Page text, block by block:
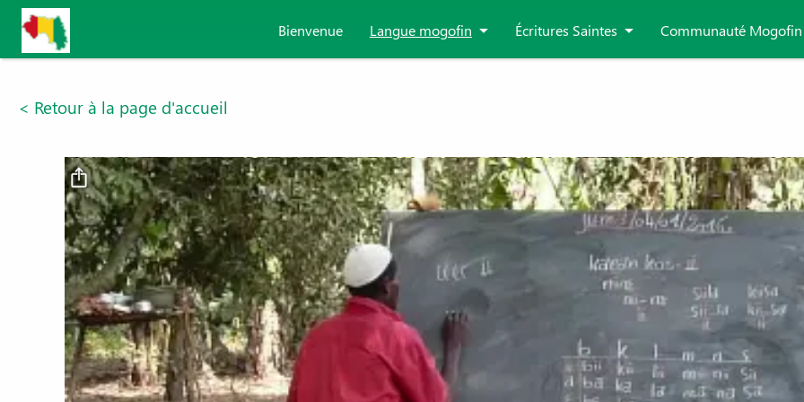
Aller au contenu principal
Bienvenue Langue mogofin Écritures Saintes Communauté Mogofin
< Retour à la page d'accueil
Fichier vidéo